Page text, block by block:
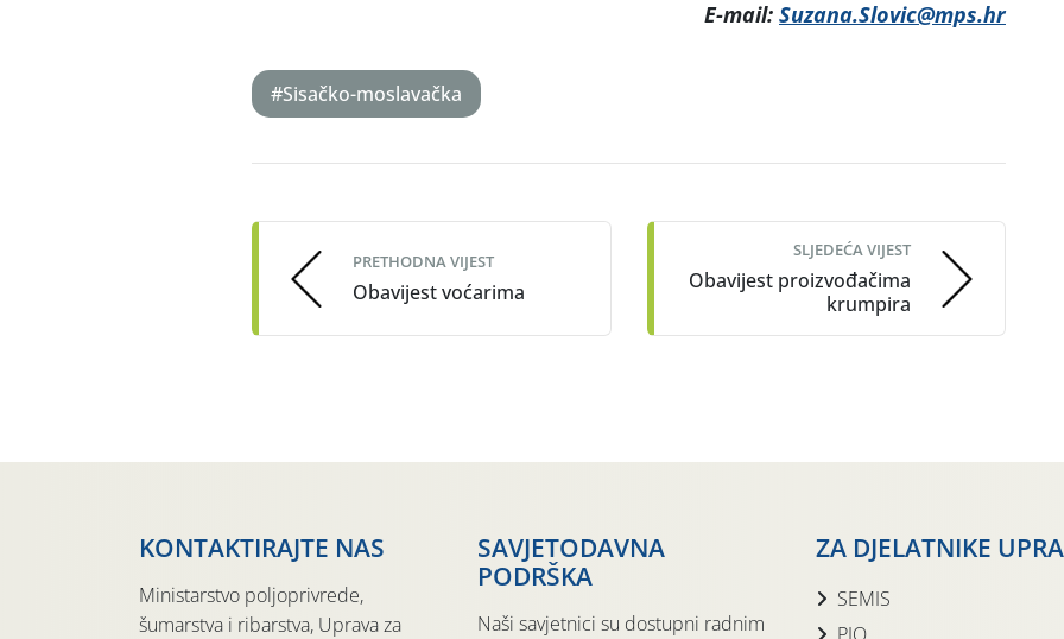
E-mail: Suzana.Slovic@mps.hr
#Sisačko-moslavačka
navigation
PRETHODNA VIJEST
Obavijest voćarima
SLJEDEĆA VIJEST
Obavijest proizvođačima
krumpira
KONTAKTIRAJTE NAS
Ministarstvo poljoprivrede,
šumarstva i ribarstva, Uprava za
SAVJETODAVNA
PODRŠKA
Naši savjetnici su dostupni radnim
ZA DJELATNIKE
SEMIS